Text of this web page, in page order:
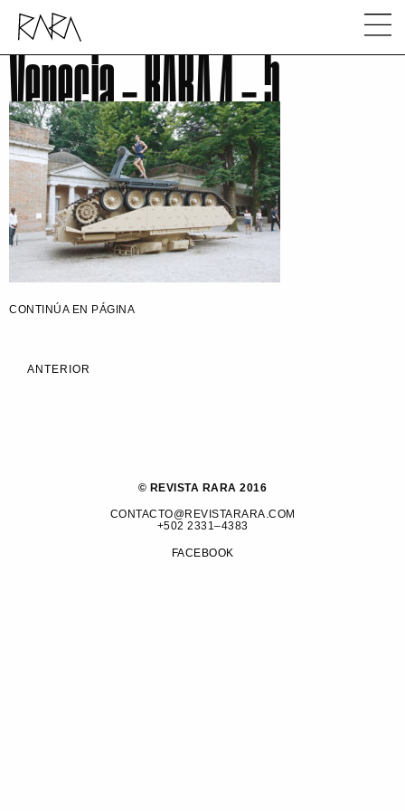
Venecia – RARA 4 – 5
CONTINÚA EN PÁGINA
ANTERIOR
© REVISTA RARA 2016
CONTACTO@REVISTARARA.COM
+502 2331–4383
FACEBOOK